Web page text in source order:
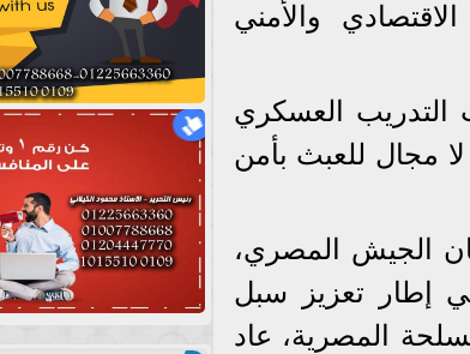
والأمني
التدريب العسكري
مجال للعبث بأمن
الجيش المصري،
إطار تعزيز سبل
المصرية، عاد